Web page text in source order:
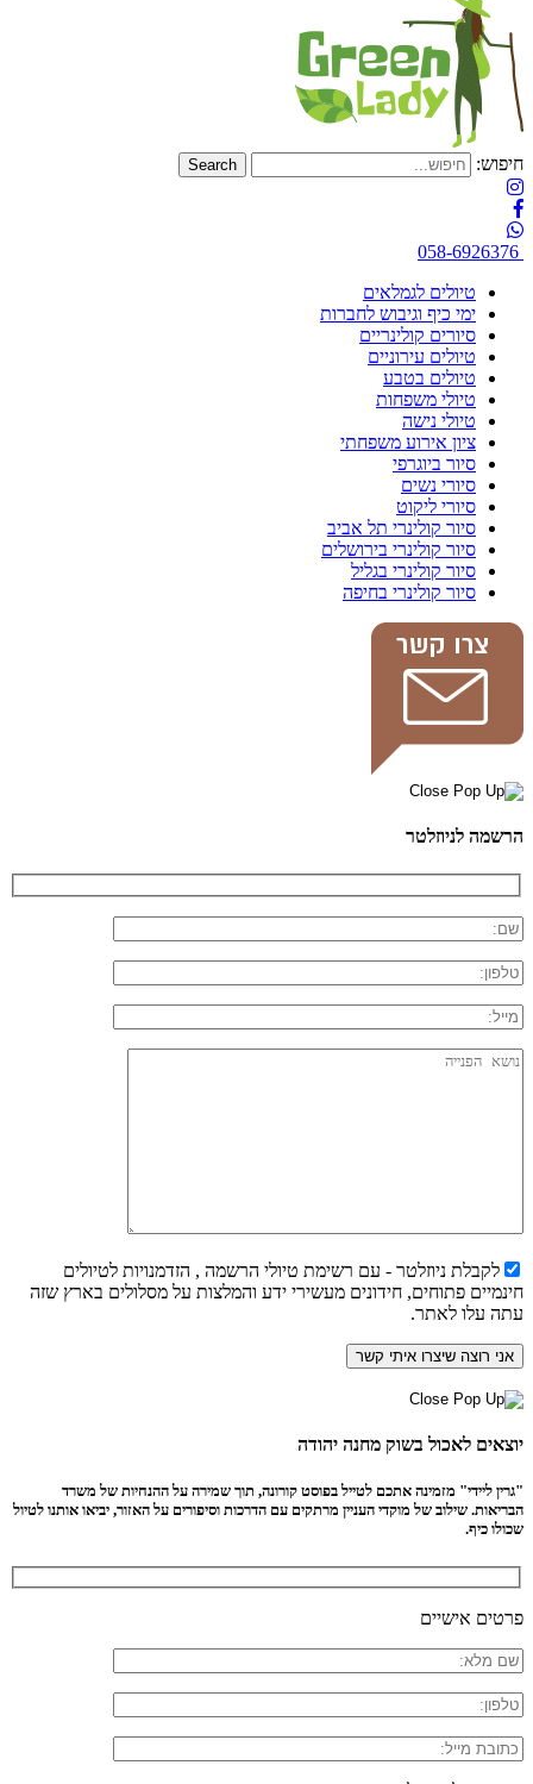
חיפוש:
058-6926376
טיולים לגמלאים
ימי כיף וגיבוש לחברות
סיורים קולינריים
טיולים עירוניים
טיולים בטבע
טיולי משפחות
טיולי נישה
ציון אירוע משפחתי
סיור ביוגרפי
סיורי נשים
סיורי ליקוט
סיור קולינרי תל אביב
סיור קולינרי בירושלים
סיור קולינרי בגליל
סיור קולינרי בחיפה
הרשמה לניוזלטר
לקבלת ניוזלטר - עם רשימת טיולי הרשמה , הזדמנויות לטיולים
חינמיים פתוחים, חידונים מעשירי ידע והמלצות על מסלולים בארץ שזה
עתה עלו לאתר.
יוצאים לאכול בשוק מחנה יהודה
"גרין ליידי" מזמינה אתכם לטייל בפוסט קורונה, תוך שמירה על ההנחיות של משרד
הבריאות. שילוב של מוקדי העניין מרתקים עם הדרכות וסיפורים על האזור, יביאו אותנו לטיול
שכולו כיף.
פרטים אישיים